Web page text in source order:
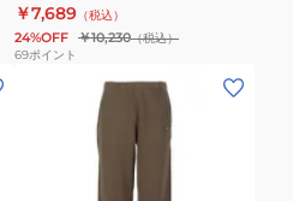
パーカー HF9902-376
￥7,689 （税込）
24%OFF ￥10,230（税込）
69ポイント